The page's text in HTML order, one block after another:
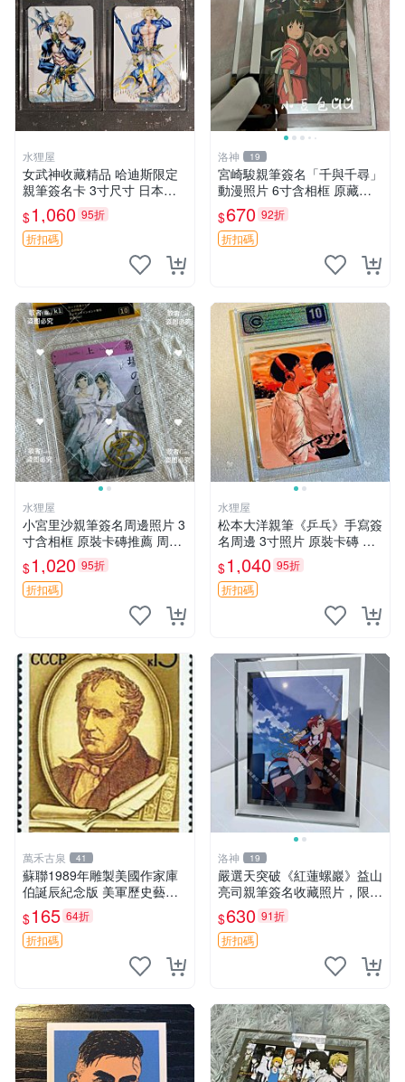
水狸屋
女武神收藏精品 哈迪斯限定
親筆簽名卡 3寸尺寸 日本中
古正品 隨機附泡沫包裝 國際
速遞 女武神卡片 哈迪斯簽名
簽名卡周邊
$1,060 95折
折扣碼
洛神 19
宮崎駿親筆簽名「千與千尋」
動漫照片 6寸含相框 原藏品
直賣 千與千尋 簽名照 相片收
藏
$670 92折
折扣碼
水狸屋
小宮里沙親筆簽名周邊照片 3
寸含相框 原裝卡磚推薦 周邊
照片 相框
$1,020 95折
折扣碼
水狸屋
松本大洋親筆《乒乓》手寫簽
名周邊 3寸照片 原裝卡磚 收
藏好物 乒乓 The Animation
松本大洋 簽名 周邊 注記：此
商品為作者親筆簽名，附原
$1,040 95折
折扣碼
萬禾古泉 41
蘇聯1989年雕製美國作家庫
伯誕辰紀念版 美軍歷史藝術
品 耶魯出身 庫合作曲家紀念
收藏嚴選
$165 64折
折扣碼
洛神 19
嚴選天突破《紅蓮螺巖》益山
亮司親筆簽名收藏照片，限量
17x12cm單張，附贈精美相
框 天突破 紅蓮螺巖 益山亮司
$630 91折
折扣碼